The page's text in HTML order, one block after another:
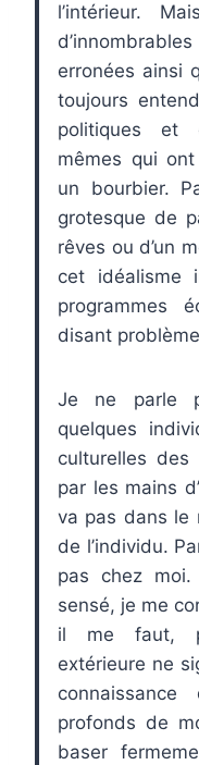
l’intérieur.
erronées ainsi
toujours
politiques et
mêmes qui
un bourbier.
grotesque de
rêves ou d’un
cet idéalisme
programmes
disant
Je ne parle
quelques
culturelles
par les mains
va pas dans le
de l’individu.
pas chez
sensé, je me
il me faut,
extérieure ne
profonds de
baser